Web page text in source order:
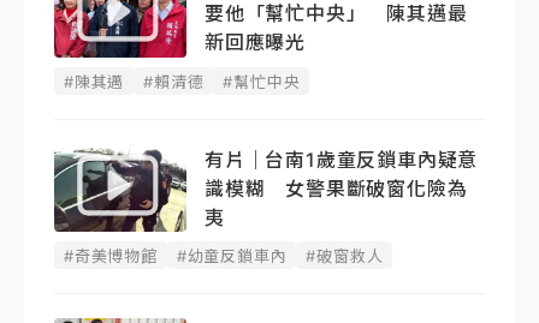
要他「幫忙中央」 陳其邁最
新回應曝光
#陳其邁 #賴清德 #幫忙中央
有片｜台南1歲童反鎖車內疑意
識模糊 女警果斷破窗化險為
夷
#奇美博物館 #幼童反鎖車內 #破窗救人